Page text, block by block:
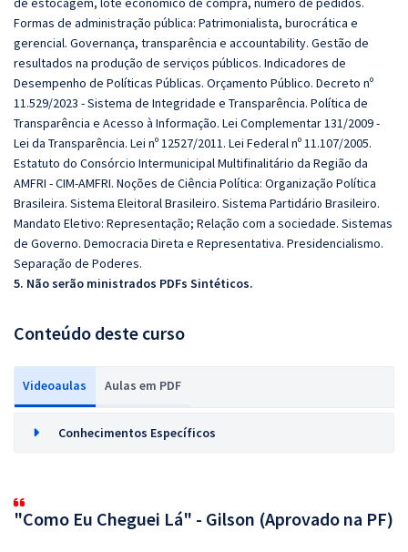
Formas de administração pública: Patrimonialista, burocrática e
gerencial. Governança, transparência e accountability. Gestão de
resultados na produção de serviços públicos. Indicadores de
Desempenho de Políticas Públicas. Orçamento Público. Decreto nº
11.529/2023 - Sistema de Integridade e Transparência. Política de
Transparência e Acesso à Informação. Lei Complementar 131/2009 -
Lei da Transparência. Lei nº 12527/2011. Lei Federal nº 11.107/2005.
Estatuto do Consórcio Intermunicipal Multifinalitário da Região da
AMFRI - CIM-AMFRI. Noções de Ciência Política: Organização Política
Brasileira. Sistema Eleitoral Brasileiro. Sistema Partidário Brasileiro.
Mandato Eletivo: Representação; Relação com a sociedade. Sistemas
de Governo. Democracia Direta e Representativa. Presidencialismo.
Separação de Poderes.
5. Não serão ministrados PDFs Sintéticos.
Conteúdo deste curso
Videoaulas Aulas em PDF
Conhecimentos Específicos
"Como Eu Cheguei Lá" - Gilson (Aprovado na PF)